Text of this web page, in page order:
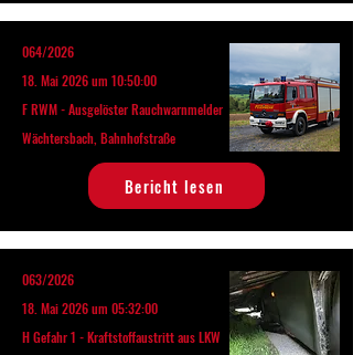
064/2026
18. Mai 2026 um 10:50:00
F RWM - Ausgelöster Rauchwarnmelder
Wächtersbach, Bahnhofstraße
Bericht lesen
063/2026
18. Mai 2026 um 05:32:00
H Gefahr 1 - Kraftstoffaustritt aus LKW